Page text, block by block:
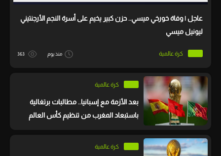
كرة عالمية
عاجل | وفاة خورخي ميسي.. حزن كبير يخيم على أسرة النجم الأرجنتيني
ليونيل ميسي
منذ يوم 363
كرة عالمية
بعد الأزمة مع إسبانيا.. مطالبات برتغالية
باستبعاد المغرب من تنظيم كأس العالم
كرة عالمية